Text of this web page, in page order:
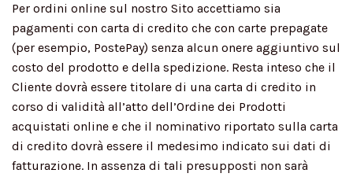
Per ordini online sul nostro Sito accettiamo sia
pagamenti con carta di credito che con carte prepagate
(per esempio, PostePay) senza alcun onere aggiuntivo sul
costo del prodotto e della spedizione. Resta inteso che il
Cliente dovrà essere titolare di una carta di credito in
corso di validità all’atto dell’Ordine dei Prodotti
acquistati online e che il nominativo riportato sulla carta
di credito dovrà essere il medesimo indicato sui dati di
fatturazione. In assenza di tali presupposti non sarà